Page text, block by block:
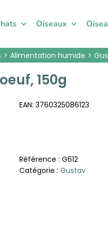
Oiseaux
Alimentation humide
150g
EAN: 3760325086123
Référence : G612
Catégorie : Gustav